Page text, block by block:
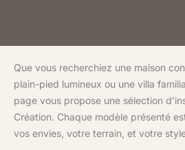
Que vous recherchiez une maison
plain-pied lumineux ou une villa
page vous propose une sélection
Création. Chaque modèle présenté
vos envies, votre terrain, et votre